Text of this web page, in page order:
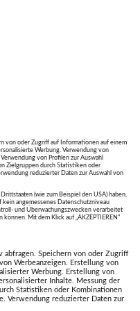
Waschbecken
Naturstein
Natursteinwerk
Ges.m.b.H.
statt€ 440,00
von oder Zugriff auf Informationen auf einem
Werbung. Verwendung von
von Profilen zur Auswahl
Zielgruppen durch Statistiken oder
reduzierter Daten zur Auswahl von
(wie zum Beispiel den USA) haben,
angemessenes Datenschutzniveau
und Überwachungszwecken verarbeitet
Mit dem Klick auf „AKZEPTIEREN“
abfragen. Speichern von oder Zugriff
Werbeanzeigen. Erstellung von
Werbung. Erstellung von
Inhalte. Messung der
Statistiken oder Kombinationen
Verwendung reduzierter Daten zur